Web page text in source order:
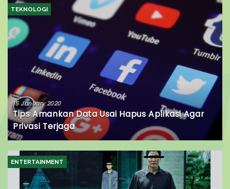
TEKNOLOGI
15 January 2020
Tips Amankan Data Usai Hapus Aplikasi Agar
Privasi Terjaga
ENTERTAINMENT